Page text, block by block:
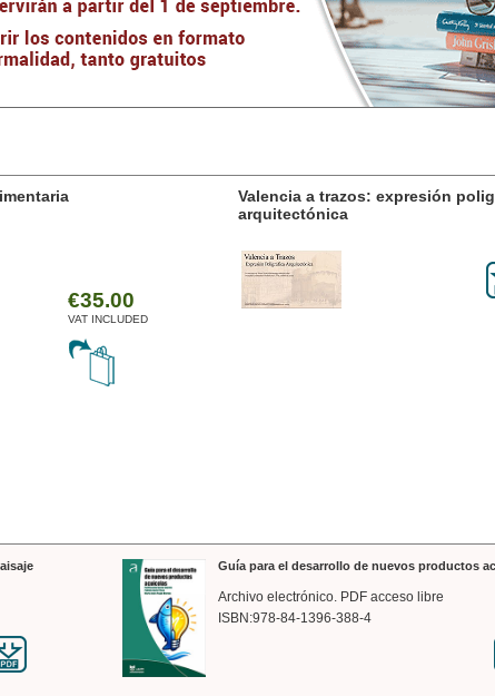
€35.00
VAT INCLUDED
Valencia a trazos: expresión
arquitectónica
Guía para el desarrollo de nuevos productos
Archivo electrónico. PDF acceso libre
ISBN:978-84-1396-388-4